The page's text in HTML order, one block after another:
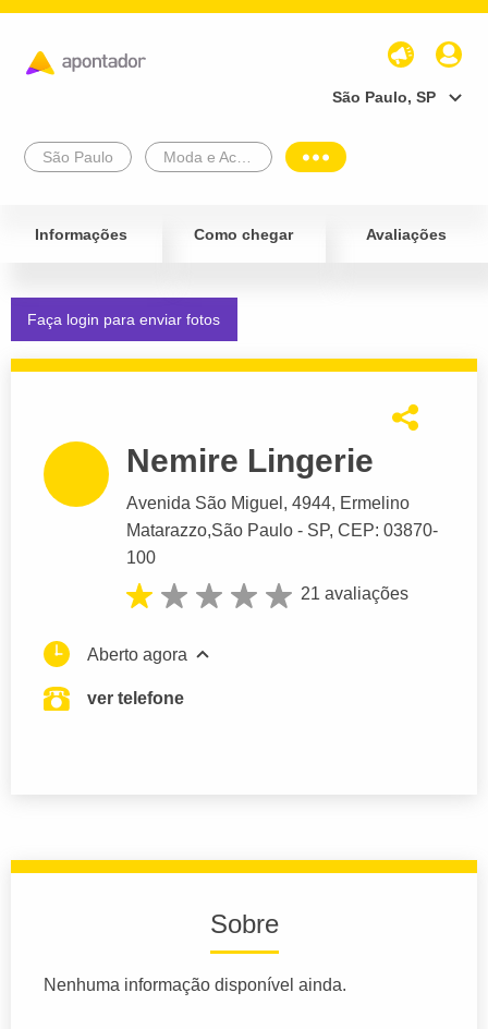
São Paulo, SP
São Paulo
Informações Como chegar Avaliações
Faça login para enviar fotos
Nemire Lingerie
Avenida São Miguel , 4944, Ermelino
Matarazzo,São Paulo - SP, CEP: 03870-
100
21 avaliações
Aberto agora
ver telefone
Sobre
Nenhuma informação disponível ainda.